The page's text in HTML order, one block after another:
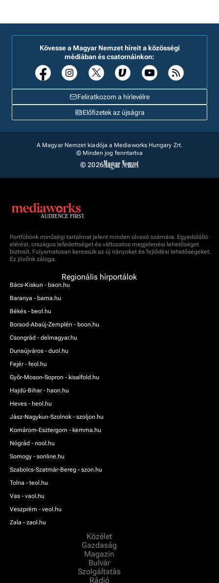
Feliratkozom a hírlevélre
Kövesse a Magyar Nemzet híreit a közösségi
médiában és csatornáinkon:
Előfizetek az újságra
A Magyar Nemzet kiadója a Mediaworks Hungary Zrt.
© Minden jog fenntartva
© 2026
Portfóliónk minőségi tartalmat jelent minden olvasó számára. Egyedülálló
elérést, országos lefedettséget és változatos megjelenési lehetőséget
biztosít. Folyamatosan keressük az új irányokat és fejlődési lehetőségeket.
Ez jövőnk záloga.
Regionális hírportálok
Bács-Kiskun - baon.hu
Baranya - bama.hu
Békés - beol.hu
Borsod-Abaúj-Zemplén - boon.hu
Csongrád - delmagyar.hu
Dunaújváros - duol.hu
Fejér - feol.hu
Győr-Moson-Sopron - kisalfold.hu
Hajdú-Bihar - haon.hu
Heves - heol.hu
Jász-Nagykun-Szolnok - szoljon.hu
Komárom-Esztergom - kemma.hu
Nógrád - nool.hu
Somogy - sonline.hu
Szabolcs-Szatmár-Bereg - szon.hu
Tolna - teol.hu
Vas - vaol.hu
Veszprém - veol.hu
Zala - zaol.hu
Közélet
Gazdaság
Magazin
Bulvár
Szolgáltatás
Rádió